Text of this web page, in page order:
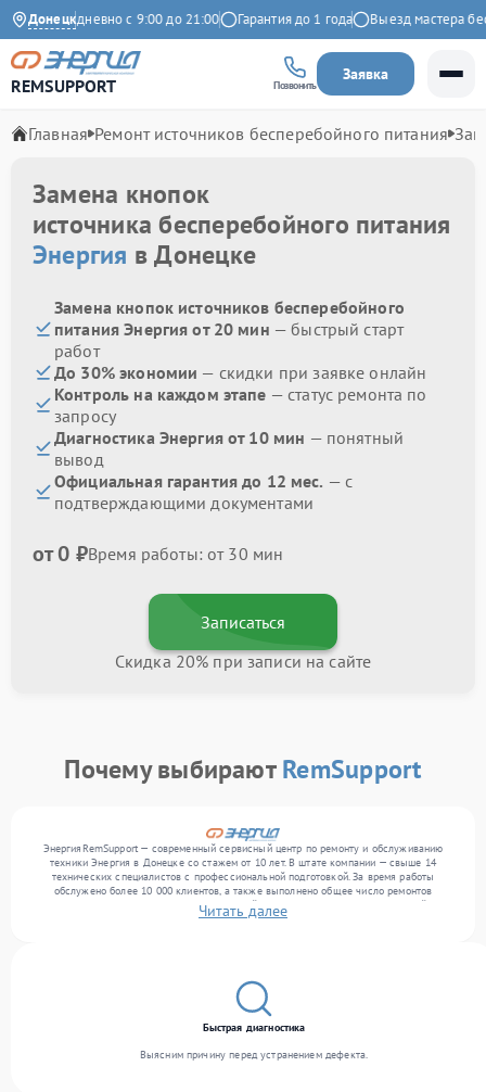
Донецк
Ежедневно с 9:00 до 21:00 Гарантия до 1 года Выезд мастера
REMSUPPORT Позвонить
Заявка
Главная Ремонт источников бесперебойного питания
Замена кнопок
источника бесперебойного питания
Энергия в Донецке
Замена кнопок источников бесперебойного
питания Энергия от 20 мин — быстрый старт
работ
До 30% экономии — скидки при заявке онлайн
Контроль на каждом этапе — статус ремонта по
запросу
Диагностика Энергия от 10 мин — понятный
вывод
Официальная гарантия до 12 мес. — с
подтверждающими документами
от 0 ₽Время работы: от 30 мин
Записаться
Скидка 20% при записи на сайте
Почему выбираютRemSupport
ЭнергияRemSupport — современный сервисный центр по ремонту и обслуживанию
техники Энергия в Донецке со стажем от 10 лет. В штате компании — свыше 14
технических специалистов с профессиональной подготовкой. За время работы
обслужено более 10 000 клиентов, а также выполнено общее число ремонтов
превысило 12 000. Ежемесячно в сервисный центр поступает более 300 устройств,
включая , , . Мы беремся за задачи любой сложности и поддерживаем высокий
Читать далее
Быстрая диагностика
Выясним причину перед устранением дефекта.